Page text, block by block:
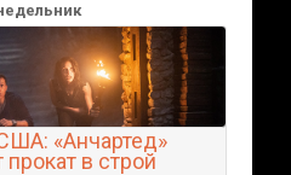
«Анчартед»
в строй